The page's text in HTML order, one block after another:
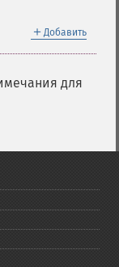
＋ Добавить
для